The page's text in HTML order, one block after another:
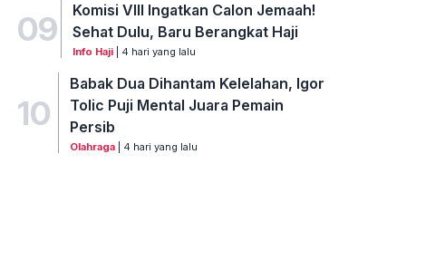
09
Komisi VIII Ingatkan Calon Jemaah!
Sehat Dulu, Baru Berangkat Haji
Info Haji| 4 hari yang lalu
10
Babak Dua Dihantam Kelelahan, Igor
Tolic Puji Mental Juara Pemain
Persib
Olahraga| 4 hari yang lalu